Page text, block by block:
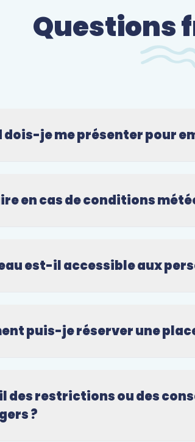
Questions
dois-je me présenter pour
en cas de conditions
est-il accessible aux
puis-je réserver une
des restrictions ou des
?